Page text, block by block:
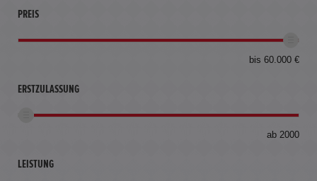
PREIS
bis 60.000 €
ERSTZULASSUNG
ab 2000
LEISTUNG